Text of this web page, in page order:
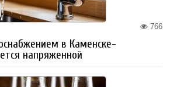
766
в Каменске-
напряженной